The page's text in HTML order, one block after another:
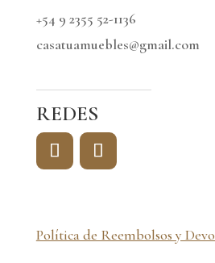
+54 9 2355 52-1136
casatuamuebles@gmail.com
REDES
Política de Reembolsos y